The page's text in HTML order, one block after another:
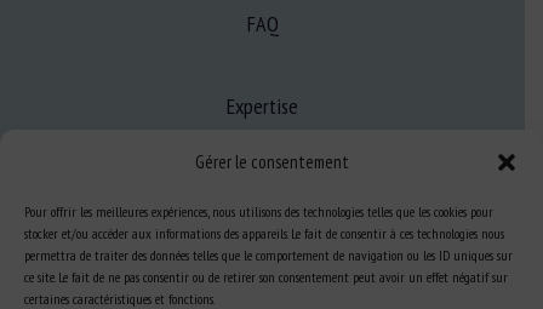
Gérer le consentement
Pour offrir les meilleures expériences, nous utilisons des technologies telles que les cookies pour
stocker et/ou accéder aux informations des appareils. Le fait de consentir à ces technologies nous
permettra de traiter des données telles que le comportement de navigation ou les ID uniques sur
ce site. Le fait de ne pas consentir ou de retirer son consentement peut avoir un effet négatif sur
certaines caractéristiques et fonctions.
FAQ
Expertise
Ressources